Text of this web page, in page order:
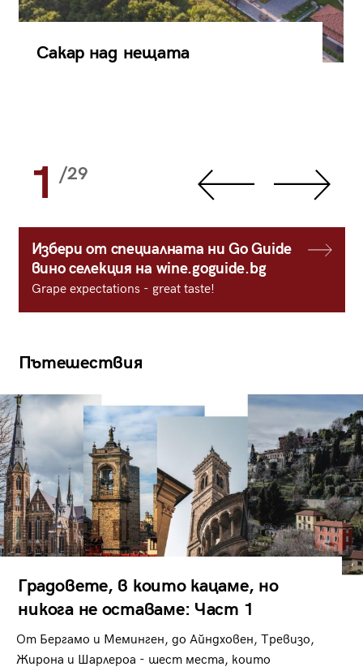
Сакар над нещата
1 /29
Избери от специалната ни Go Guide
вино селекция на wine.goguide.bg
Grape expectations - great taste!
Пътешествия
Градовете, в които кацаме, но
никога не оставаме: Част 1
От Бергамо и Меминген, до Айндховен, Тревизо,
Жирона и Шарлероа - шест места, които